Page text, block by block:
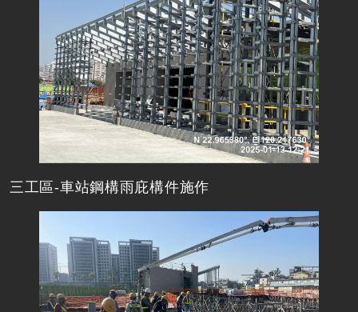
三工區-車站鋼構雨庇構件施作